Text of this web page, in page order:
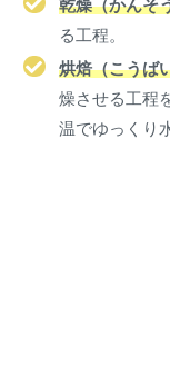
乾燥（かんそ
る工程。
烘焙（こうば
燥させる工程
温でゆっくり